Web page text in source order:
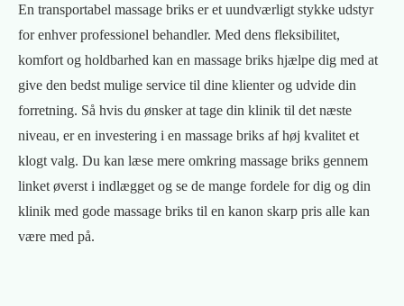
En transportabel massage briks er et uundværligt stykke udstyr
for enhver professionel behandler. Med dens fleksibilitet,
komfort og holdbarhed kan en massage briks hjælpe dig med at
give den bedst mulige service til dine klienter og udvide din
forretning. Så hvis du ønsker at tage din klinik til det næste
niveau, er en investering i en massage briks af høj kvalitet et
klogt valg. Du kan læse mere omkring massage briks gennem
linket øverst i indlægget og se de mange fordele for dig og din
klinik med gode massage briks til en kanon skarp pris alle kan
være med på.